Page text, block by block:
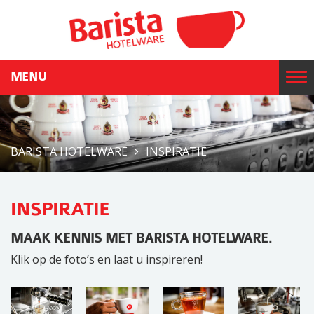
T
o
g
g
l
e
a
t
MENU
BARISTA HOTELWARE INSPIRATIE
INSPIRATIE
MAAK KENNIS MET BARISTA HOTELWARE.
Klik op de foto’s en laat u inspireren!